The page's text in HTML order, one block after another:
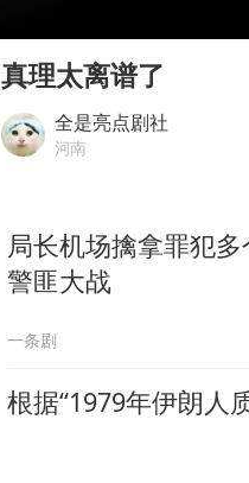
王力
改名
真理太离谱了
全是亮点剧社
河南
局长机场擒拿罪犯
警匪大战
一条剧
根据“1979年伊朗人